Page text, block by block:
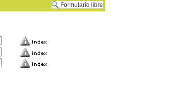
Formulario libre